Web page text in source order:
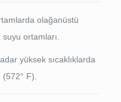
olağanüstü
ortamları.
yüksek sıcaklıklarda
F).